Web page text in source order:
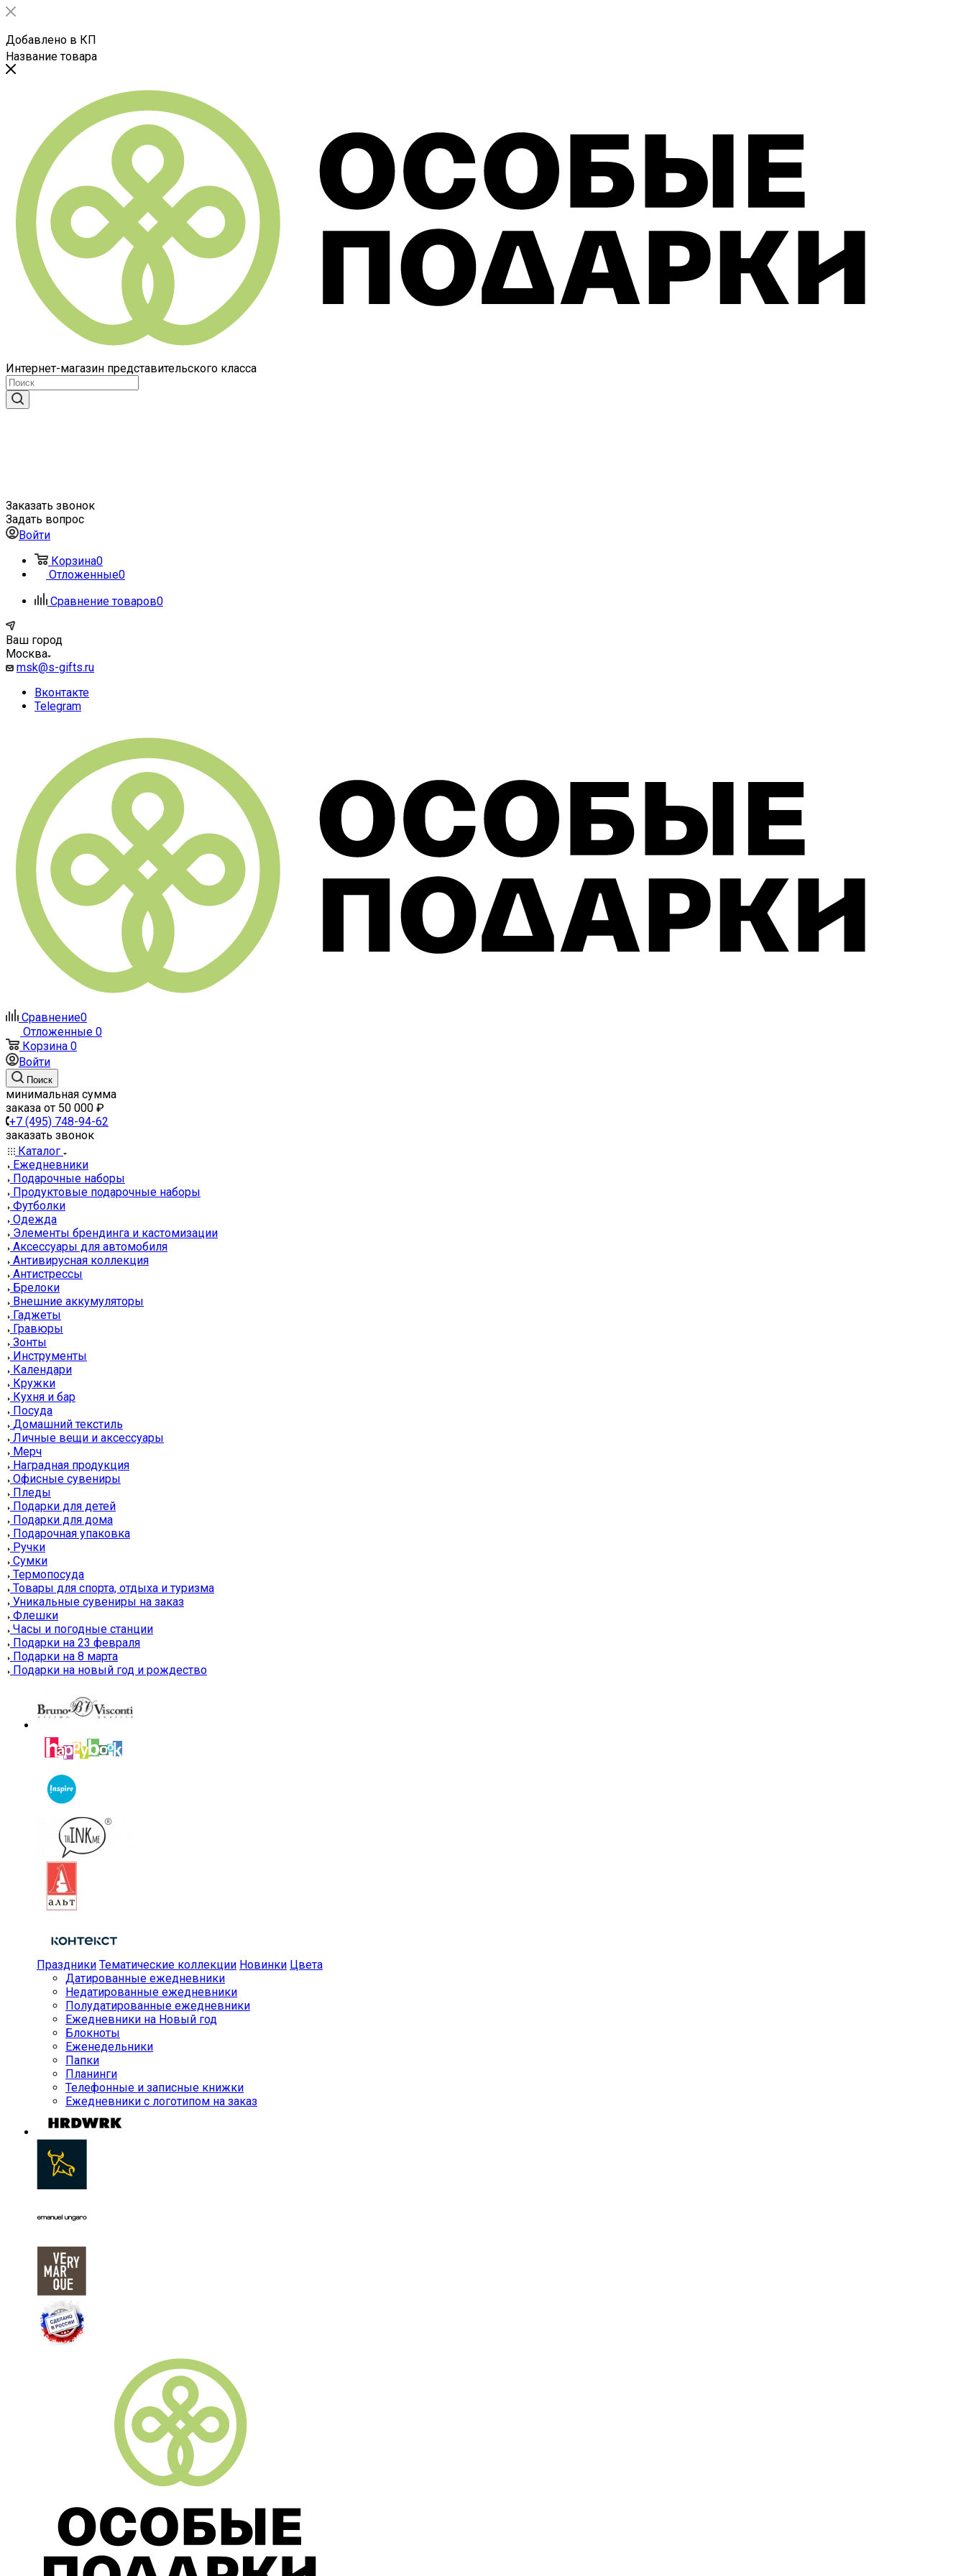
Добавлено в КП
Название товара
Интернет-магазин представительского класса
Заказать звонок
Задать вопрос
Войти
Корзина0
Отложенные0
Сравнение товаров0
Ваш город
Москва
msk@s-gifts.ru
Вконтакте
Telegram
Сравнение0
Отложенные 0
Корзина 0
Войти
Поиск
минимальная сумма
заказа от 50 000 ₽
+7 (495) 748-94-62
заказать звонок
Каталог
Ежедневники
Подарочные наборы
Продуктовые подарочные наборы
Футболки
Одежда
Элементы брендинга и кастомизации
Аксессуары для автомобиля
Антивирусная коллекция
Антистрессы
Брелоки
Внешние аккумуляторы
Гаджеты
Гравюры
Зонты
Инструменты
Календари
Кружки
Кухня и бар
Посуда
Домашний текстиль
Личные вещи и аксессуары
Мерч
Наградная продукция
Офисные сувениры
Пледы
Подарки для детей
Подарки для дома
Подарочная упаковка
Ручки
Сумки
Термопосуда
Товары для спорта, отдыха и туризма
Уникальные сувениры на заказ
Флешки
Часы и погодные станции
Подарки на 23 февраля
Подарки на 8 марта
Подарки на новый год и рождество
Праздники Тематические коллекции Новинки Цвета
Датированные ежедневники
Недатированные ежедневники
Полудатированные ежедневники
Ежедневники на Новый год
Блокноты
Еженедельники
Папки
Планинги
Телефонные и записные книжки
Ежедневники с логотипом на заказ